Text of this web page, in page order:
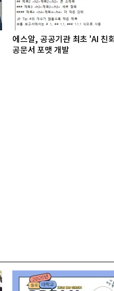
에스알, 공공기관 최초 'AI 친
공문서 포맷 개발